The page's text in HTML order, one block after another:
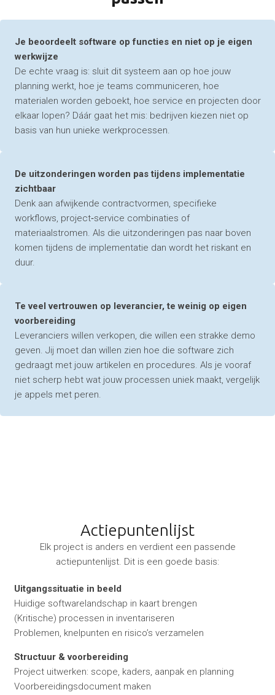
Je beoordeelt software op functies en niet op je eigen
werkwijze
De echte vraag is: sluit dit systeem aan op hoe jouw
planning werkt, hoe je teams communiceren, hoe
materialen worden geboekt, hoe service en projecten door
elkaar lopen? Dáár gaat het mis: bedrijven kiezen niet op
basis van hun unieke werkprocessen.
De uitzonderingen worden pas tijdens implementatie
zichtbaar
Denk aan afwijkende contractvormen, specifieke
workflows, project‑service combinaties of
materiaalstromen. Als die uitzonderingen pas naar boven
komen tijdens de implementatie dan wordt het riskant en
duur.
Te veel vertrouwen op leverancier, te weinig op eigen
voorbereiding
Leveranciers willen verkopen, die willen een strakke demo
geven. Jij moet dan willen zien hoe die software zich
gedraagt met jouw artikelen en procedures. Als je vooraf
niet scherp hebt wat jouw processen uniek maakt, vergelijk
je appels met peren.
Actiepuntenlijst
Elk project is anders en verdient een passende
actiepuntenlijst. Dit is een goede basis:
Uitgangssituatie in beeld
Huidige softwarelandschap in kaart brengen
(Kritische) processen in inventariseren
Problemen, knelpunten en risico’s verzamelen
Structuur & voorbereiding
Project uitwerken: scope, kaders, aanpak en planning
Voorbereidingsdocument maken